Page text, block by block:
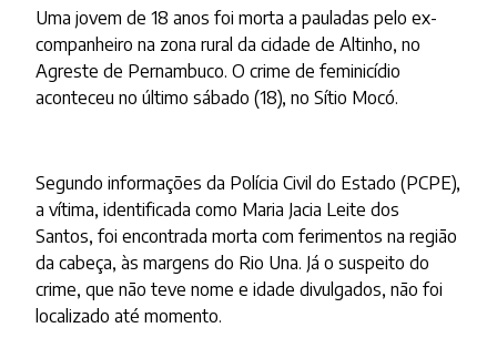
Uma jovem de 18 anos foi morta a pauladas pelo ex-
companheiro na zona rural da cidade de Altinho, no
Agreste de Pernambuco. O crime de feminicídio
aconteceu no último sábado (18), no Sítio Mocó.
Segundo informações da Polícia Civil do Estado (PCPE),
a vítima, identificada como Maria Jacia Leite dos
Santos, foi encontrada morta com ferimentos na região
da cabeça, às margens do Rio Una. Já o suspeito do
crime, que não teve nome e idade divulgados, não foi
localizado até momento.